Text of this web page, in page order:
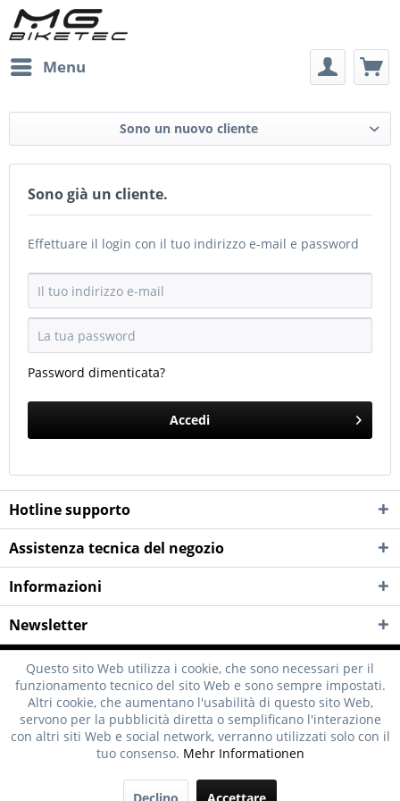
Menu
Sono un nuovo cliente
Sono già un cliente.
Effettuare il login con il tuo indirizzo e-mail e password
Password dimenticata?
Accedi
Hotline supporto
Assistenza tecnica del negozio
Informazioni
Newsletter
Questo sito Web utilizza i cookie, che sono necessari per il
funzionamento tecnico del sito Web e sono sempre impostati.
Altri cookie, che aumentano l'usabilità di questo sito Web,
servono per la pubblicità diretta o semplificano l'interazione
con altri siti Web e social network, verranno utilizzati solo con il
tuo consenso. Mehr Informationen